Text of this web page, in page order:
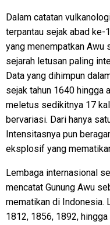
Dalam catatan
terpantau sejak abad ke-
yang menempatkan Awu
sejarah letusan paling
Data yang dihimpun
sejak tahun 1640 hingga
meletus sedikitnya 17
bervariasi. Dari hanya
Intensitasnya pun
eksplosif yang
Lembaga internasional
mencatat Gunung Awu
mematikan di Indonesia.
1812, 1856, 1892,